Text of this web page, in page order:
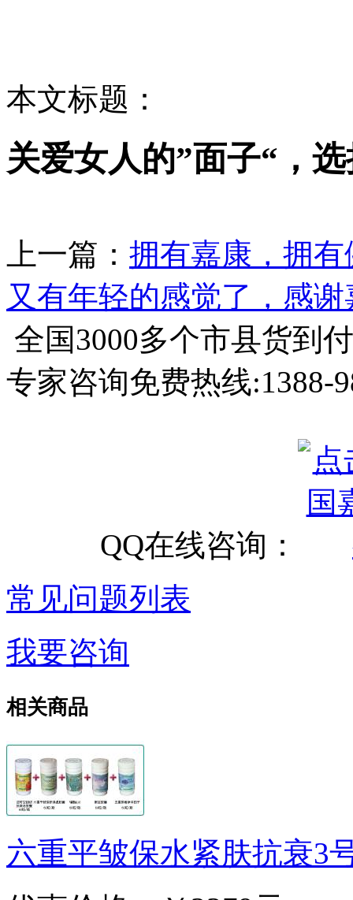
本文标题：
关爱女人的”面子“，
上一篇： 拥有嘉康，拥有
又有年轻的感觉了，感谢
全国3000多个市县货到
专家咨询免费热线:1388-
QQ在线咨询：
常见问题列表
我要咨询
相关商品
六重平皱保水紧肤抗衰3